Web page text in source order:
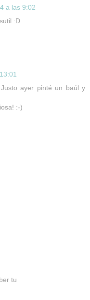
a las 9:02
:D
ayer pinté un baúl y
:-)
tu